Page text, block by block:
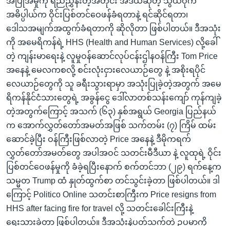
အဓိပ္ပါယ်က ဝိုင်းပြစ်တင်ဝေဖန်ခံရတာနဲ့ ရင်ဆိုင်ရတာ၊
ဒေါသအမျက်အထွက်ခံရတာကို ဆိုလိုတာ ဖြစ်ပါတယ်။ ဒီအသုံး
ကို အမေရိကန်ရဲ့ HHS (Health and Human Services) လို့ခေါ်
တဲ့ ကျန်းမာရေးနဲ့ လူမှုဝန်ဆောင်လုပ်ငန်းဌါနဝန်ကြီး Tom Price
အနေနဲ့ မေလကစလို့ စင်းလုံးငှားလေယာဉ်တွေ နဲ့ အစိုးရပိုင်
လေယာဉ်တွေကို သူ ခရီးသွားရာမှာ အသုံးပြုခဲ့တဲ့အတွက် အမေ
ရိကန်နိုင်ငံသားတွေရဲ့ အခွန်ငွေ ဒေါ်လာတစ်သန်းကျော် ကုန်ကျခဲ့
တဲ့အတွက်ကြောင့် အသက် (၆၃) နှစ်အရွယ် Georgia ပြည်နယ်
က အောက်လွှတ်တော်အမတ်အဖြစ် သက်တမ်း (၇) ကြိမ် ထမ်း
ဆောင်ခဲ့ပြီး ဝန်ကြီးဖြစ်လာတဲ့ Price အနေနဲ့ ဒီမိုကရက်
လွှတ်တော်အမတ်တွေ အပါအဝင် သတင်းမီဒီယာ နဲ့ လူထုရဲ့ ဝိုင်း
ပြစ်တင်ဝေဖန်မှုကို ခံခဲ့ရပြီးနောက် စက်တင်ဘာ (၂၉) ရက်နေ့က
သမ္မတ Trump ထံ နှုတ်ထွက်စာ တင်သွင်းခဲ့တာ ဖြစ်ပါတယ်။ ဒါ
ကြောင့် Politico Online သတင်းစာကြီးက Price resigns from
HHS after facing fire for travel လို့ သတင်းခေါင်းကြီးနဲ့
ရေးသားခဲ့တာ ဖြစ်ပါတယ်။ ဒီအသုံးနဲ့ပတ်သက်တဲ့ ဥပမာကို